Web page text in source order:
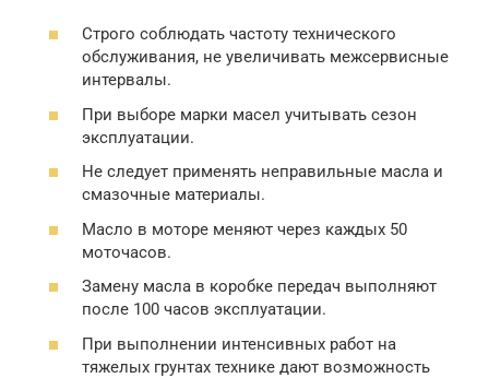
Строго соблюдать частоту технического
обслуживания, не увеличивать межсервисные
интервалы.
При выборе марки масел учитывать сезон
эксплуатации.
Не следует применять неправильные масла и
смазочные материалы.
Масло в моторе меняют через каждых 50
моточасов.
Замену масла в коробке передач выполняют
после 100 часов эксплуатации.
При выполнении интенсивных работ на
тяжелых грунтах технике дают возможность